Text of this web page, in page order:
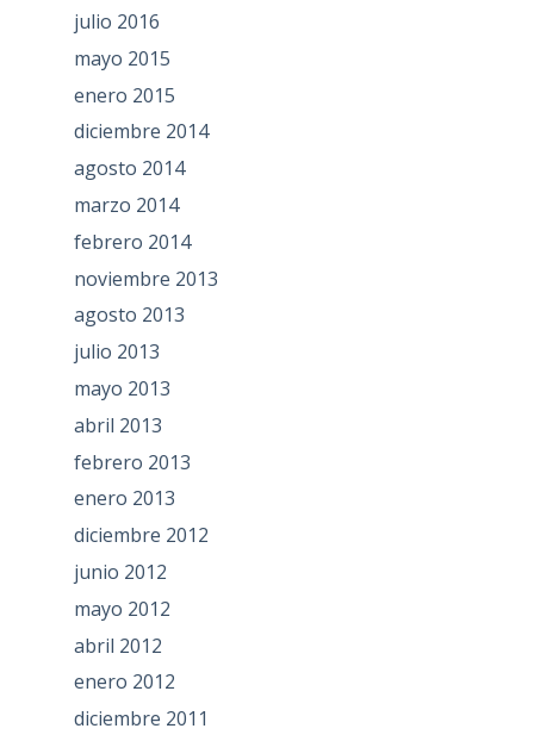
julio 2016
mayo 2015
enero 2015
diciembre 2014
agosto 2014
marzo 2014
febrero 2014
noviembre 2013
agosto 2013
julio 2013
mayo 2013
abril 2013
febrero 2013
enero 2013
diciembre 2012
junio 2012
mayo 2012
abril 2012
enero 2012
diciembre 2011